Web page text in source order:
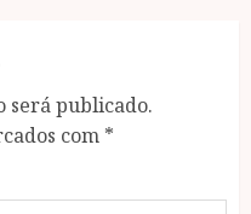
será publicado.
com *